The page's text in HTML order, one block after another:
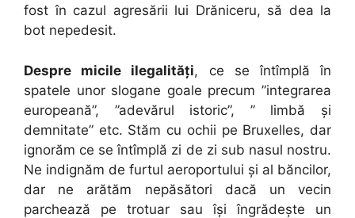
fost în cazul agresării lui Drăniceru, să dea la
bot nepedesit.
Despre micile ilegalități, ce se întîmplă în
spatele unor slogane goale precum ”integrarea
europeană”, ”adevărul istoric”, ” limbă și
demnitate” etc. Stăm cu ochii pe Bruxelles, dar
ignorăm ce se întîmplă zi de zi sub nasul nostru.
Ne indignăm de furtul aeroportului și al băncilor,
dar ne arătăm nepăsători dacă un vecin
parchează pe trotuar sau își îngrădește un